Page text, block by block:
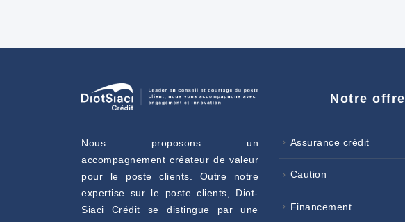
Nous proposons un
accompagnement créateur de valeur
pour le poste clients. Outre notre
expertise sur le poste clients, Diot-
Siaci Crédit se distingue par une
Notre offre
Assurance crédit
Caution
Financement